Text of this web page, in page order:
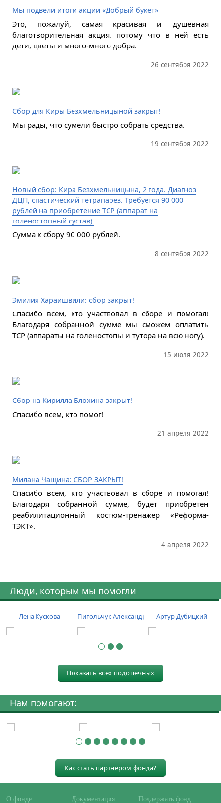
Мы подвели итоги акции «Добрый букет»
Это, пожалуй, самая красивая и душевная
благотворительная акция, потому что в ней есть
дети, цветы и много-много добра.
26 сентября 2022
Сбор для Киры Безхмельницыной закрыт!
Мы рады, что сумели быстро собрать средства.
19 сентября 2022
Новый сбор: Кира Безхмельницына, 2 года. Диагноз
ДЦП, спастический тетрапарез. Требуется 90 000
рублей на приобретение ТСР (аппарат на
голеностопный сустав).
Сумма к сбору 90 000 рублей.
8 сентября 2022
Эмилия Хараишвили: сбор закрыт!
Спасибо всем, кто участвовал в сборе и помогал!
Благодаря собранной сумме мы сможем оплатить
ТСР (аппараты на голеностопы и тутора на всю ногу).
15 июля 2022
Сбор на Кирилла Блохина закрыт!
Спасибо всем, кто помог!
21 апреля 2022
Милана Чащина: СБОР ЗАКРЫТ!
Спасибо всем, кто участвовал в сборе и помогал!
Благодаря собранной сумме, будет приобретен
реабилитационный костюм-тренажер «Реформа-
ТЭКТ».
4 апреля 2022
Люди, которым мы помогли
Лена Кускова Пигольчук Александр Артур Дубицкий
Показать всех подопечных
Нам помогают:
Как стать партнёром фонда?
О фонде Документация Поддержать фонд